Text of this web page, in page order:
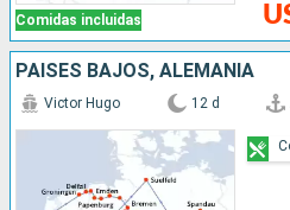
Comidas incluidas
PAISES BAJOS, ALEMANIA
Victor Hugo 12 d